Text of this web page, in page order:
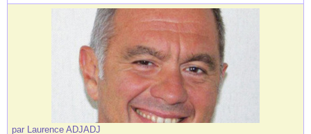
par Laurence ADJADJ